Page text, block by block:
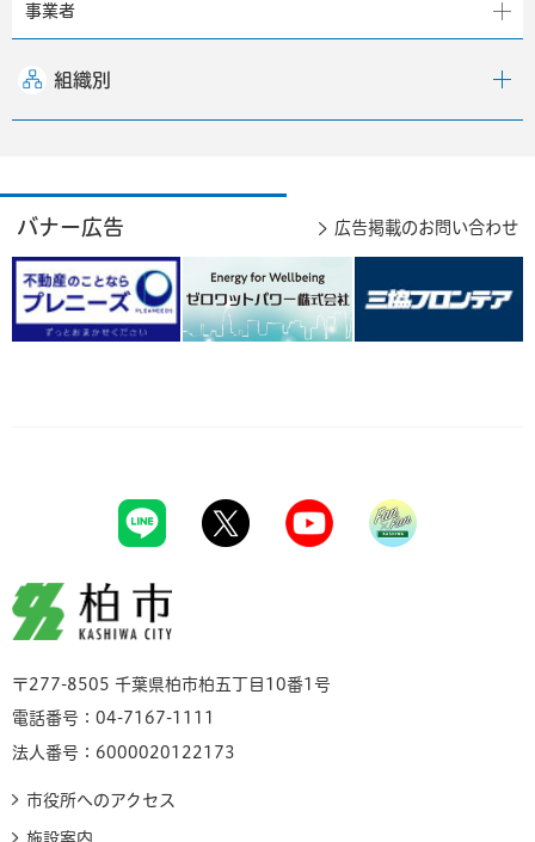
事業者
組織別
バナー広告 広告掲載のお問い合わせ
柏市
〒277-8505 千葉県柏市柏五丁目10番1号
電話番号：04-7167-1111
法人番号：6000020122173
市役所へのアクセス
施設案内